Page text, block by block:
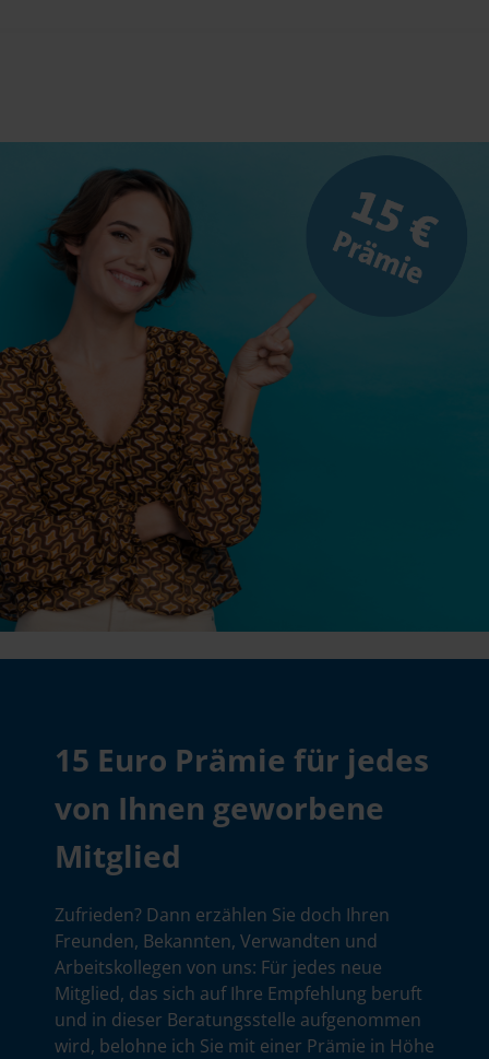
15 Euro Prämie für jedes
von Ihnen geworbene
Mitglied
Zufrieden? Dann erzählen Sie doch Ihren
Freunden, Bekannten, Verwandten und
Arbeitskollegen von uns: Für jedes neue
Mitglied, das sich auf Ihre Empfehlung beruft
und in dieser Beratungsstelle aufgenommen
wird, belohne ich Sie mit einer Prämie in Höhe